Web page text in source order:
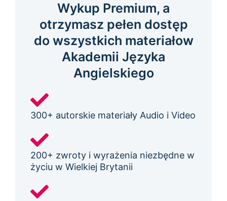
Wykup Premium, a
otrzymasz pełen dostęp
do wszystkich materiałow
Akademii Języka
Angielskiego
300+ autorskie materiały Audio i Video
200+ zwroty i wyrażenia niezbędne w
życiu w Wielkiej Brytanii